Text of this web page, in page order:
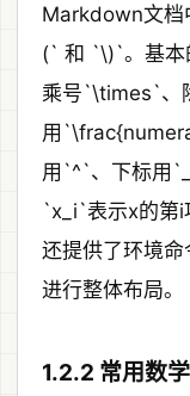
Markdown文档
(` 和 `\)`。基本
乘号`\times`、
用
用`^`、下标用
`x_i`表示x的第i
还提供了环境
进行整体布局。
1.2.2 常用数